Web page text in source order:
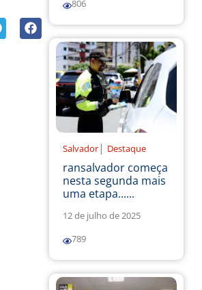
806
Salvador | Destaque
ransalvador começa
nesta segunda mais
uma etapa......
12 de julho de 2025
789